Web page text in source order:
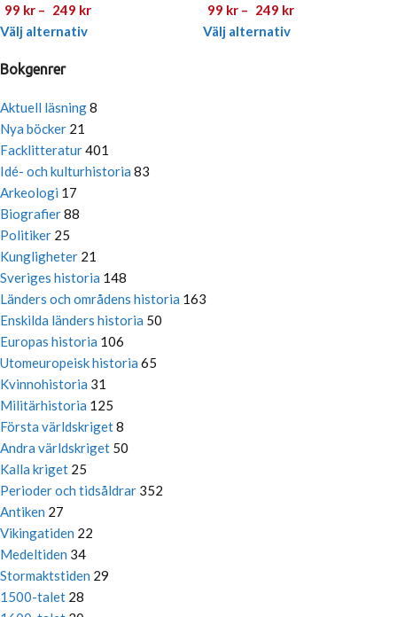
Bokgenrer
Aktuell läsning8
Nya böcker 21
Facklitteratur401
Idé- och kulturhistoria 83
Arkeologi 17
Biografier88
Politiker 25
Kungligheter 21
Sveriges historia 148
Länders och områdens historia 163
Enskilda länders historia 50
Europas historia 106
Utomeuropeisk historia 65
Kvinnohistoria 31
Militärhistoria 125
Första världskriget8
Andra världskriget 50
Kalla kriget 25
Perioder och tidsåldrar 352
Antiken 27
Vikingatiden 22
Medeltiden 34
Stormaktstiden 29
1500-talet 28
99 kr – 249 kr
Välj alternativ
99 kr – 249 kr
Välj alternativ